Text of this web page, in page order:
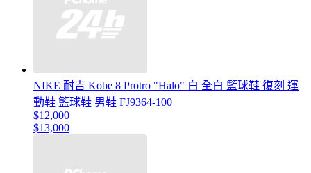
NIKE 耐吉 Kobe 8 Protro "Halo" 白 全白 籃球鞋 復刻 運
動鞋 籃球鞋 男鞋 FJ9364-100
$12,000
$13,000